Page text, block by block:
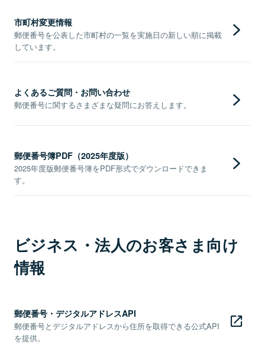
市町村変更情報
郵便番号を公表した市町村の一覧を実施日の新しい順に掲載
しています。
よくあるご質問・お問い合わせ
郵便番号に関するさまざまな疑問にお答えします。
郵便番号簿PDF（2025年度版）
2025年度版郵便番号簿をPDF形式でダウンロードできま
す。
ビジネス・法人のお客さま向け
情報
郵便番号・デジタルアドレスAPI
郵便番号とデジタルアドレスから住所を取得できる公式API
を提供。